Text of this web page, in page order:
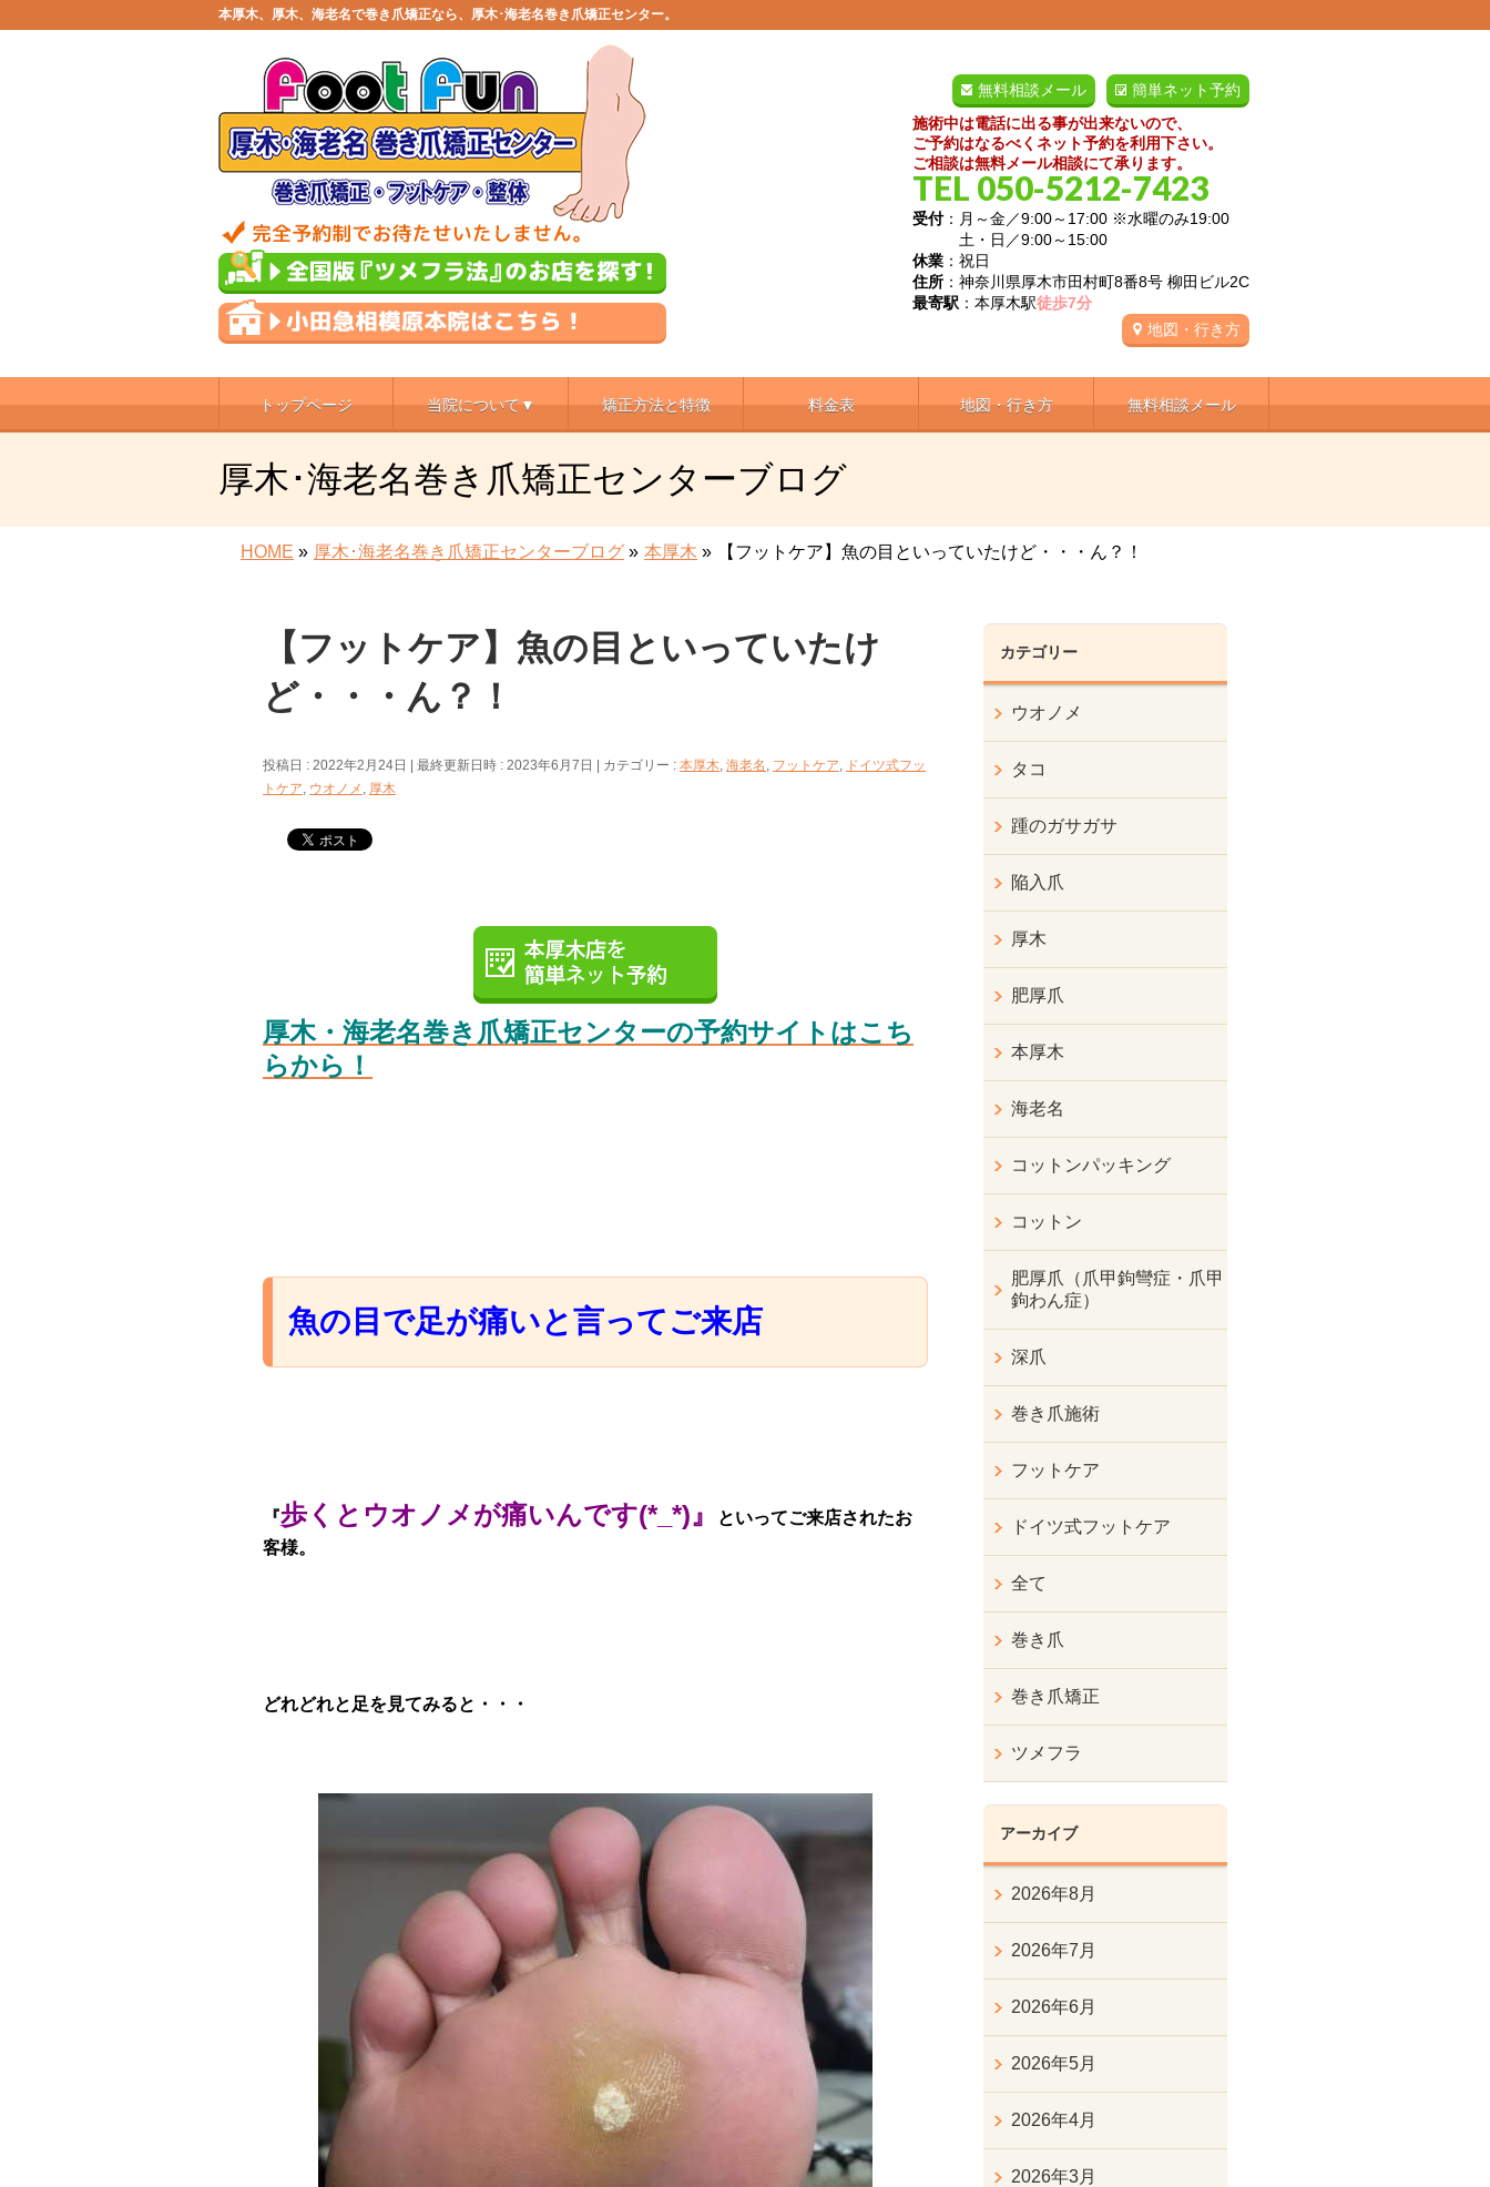
本厚木、厚木、海老名で巻き爪矯正なら、厚木･海老名巻き爪矯正センター。
簡単ネット予約
無料相談メール
施術中は電話に出る事が出来ないので、
ご予約はなるべくネット予約を利用下さい。
ご相談は無料メール相談にて承ります。
TEL 050-5212-7423
受付：月～金／9:00～17:00 ※水曜のみ19:00
土・日／9:00～15:00
休業 ：祝日
住所 ：神奈川県厚木市田村町8番8号 柳田ビル2C
最寄駅 ：本厚木駅徒歩7分
地図・行き方
トップページ 当院について▼ 矯正方法と特徴 料金表 地図・行き方 無料相談メール
厚木･海老名巻き爪矯正センターブログ
HOME » 厚木･海老名巻き爪矯正センターブログ » 本厚木 » 【フットケア】魚の目といっていたけど・・・ん？！
【フットケア】魚の目といっていたけ
ど・・・ん？！
投稿日 : 2022年2月24日 最終更新日時 : 2023年6月7日 カテゴリー : 本厚木, 海老名 , フットケア, ドイツ式フッ
トケア, ウオノメ , 厚木
厚木・海老名巻き爪矯正センターの予約サイトはこち
らから！
魚の目で足が痛いと言ってご来店
『歩くとウオノメが痛いんです(*_*)』
といってご来店されたお
客様。
どれどれと足を見てみると・・・
カテゴリー
ウオノメ
タコ
踵のガサガサ
陥入爪
厚木
肥厚爪
本厚木
海老名
コットンパッキング
コットン
肥厚爪（爪甲鉤彎症・爪甲
鉤わん症）
深爪
巻き爪施術
フットケア
ドイツ式フットケア
全て
巻き爪
巻き爪矯正
ツメフラ
アーカイブ
2026年8月
2026年7月
2026年6月
2026年5月
2026年4月
2026年3月